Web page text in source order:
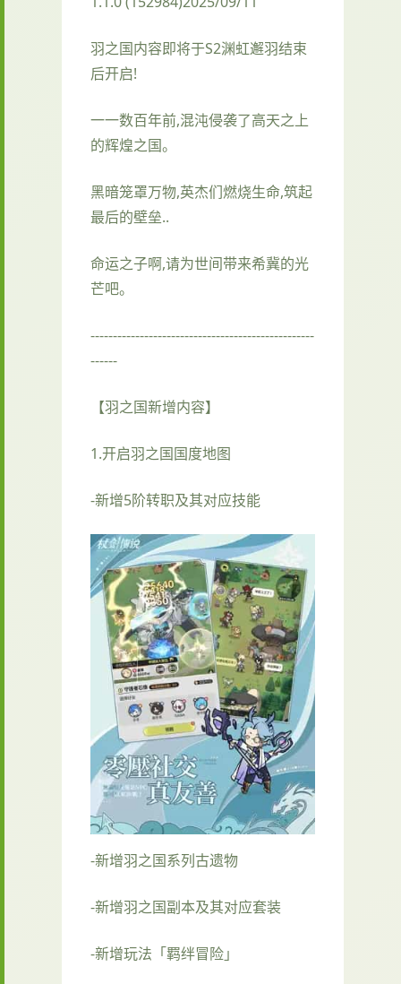
羽之国内容即将于S2渊虹邂羽结束
后开启!
一一数百年前,混沌侵袭了高天之上
的辉煌之国。
黑暗笼罩万物,英杰们燃烧生命,筑起
最后的壁垒..
命运之子啊,请为世间带来希冀的光
芒吧。
--------------------------------------------------
------
【羽之国新增内容】
1.开启羽之国国度地图
-新增5阶转职及其对应技能
-新增羽之国系列古遗物
-新增羽之国副本及其对应套装
-新增玩法「羁绊冒险」